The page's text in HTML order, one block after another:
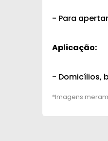
- Para
Aplicação:
- Domicílios,